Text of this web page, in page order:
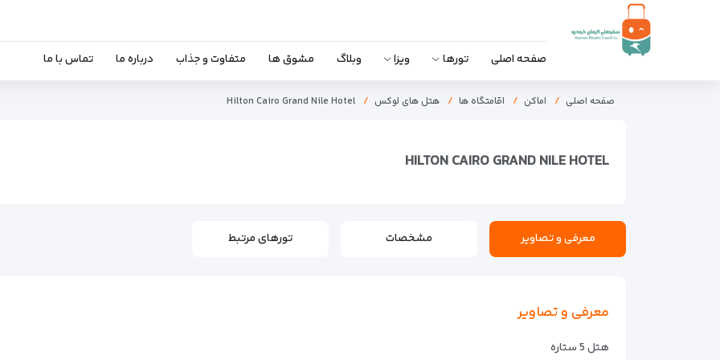
صفحه اصلی تورها ویزا وبلاگ مشوق ها متفاوت و جذاب درباره ما تماس با ما
صفحه اصلی اماکن اقامتگاه ها هتل های لوکس Hilton Cairo Grand Nile Hotel
HILTON CAIRO GRAND NILE HOTEL
معرفی و تصاویر مشخصات تورهای مرتبط
معرفی و تصاویر
هتل 5 ستاره